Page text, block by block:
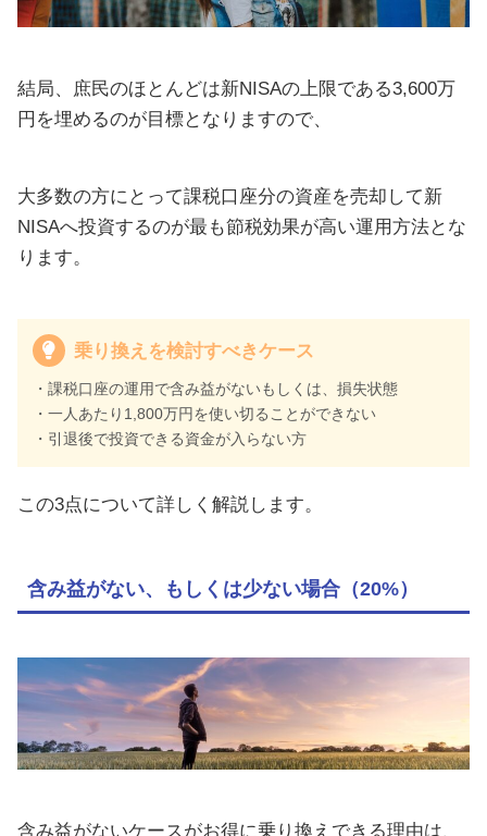
結局、庶民のほとんどは新NISAの上限である3,600万
円を埋めるのが目標となりますので、
大多数の方にとって課税口座分の資産を売却して新
NISAへ投資するのが最も節税効果が高い運用方法とな
ります。
乗り換えを検討すべきケース
・課税口座の運用で含み益がないもしくは、損失状態
・一人あたり1,800万円を使い切ることができない
・引退後で投資できる資金が入らない方
この3点について詳しく解説します。
含み益がない、もしくは少ない場合（20%）
含み益がないケースがお得に乗り換えできる理由は、